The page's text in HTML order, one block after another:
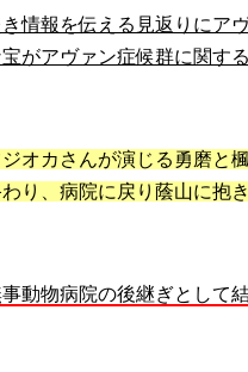
情報を伝える見返りにア
がアヴァン症候群に関す
オカさんが演じる勇磨と
り、病院に戻り蔭山に抱
動物病院の後継ぎとして